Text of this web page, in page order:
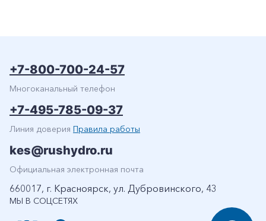
МЫ В СОЦСЕТЯХ
+7-800-700-24-57
Многоканальный телефон
+7-495-785-09-37
Линия доверия Правила работы
kes@rushydro.ru
Официальная электронная почта
660017, г. Красноярск, ул. Дубровинского, 43